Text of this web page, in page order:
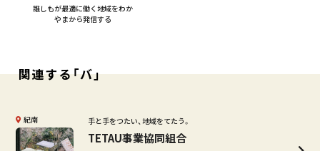
誰しもが最適に働く地域をわか
やまから発信する
関連する「バ」
紀南 手と手をつたい、地域をてたう。
TETAU事業協同組合